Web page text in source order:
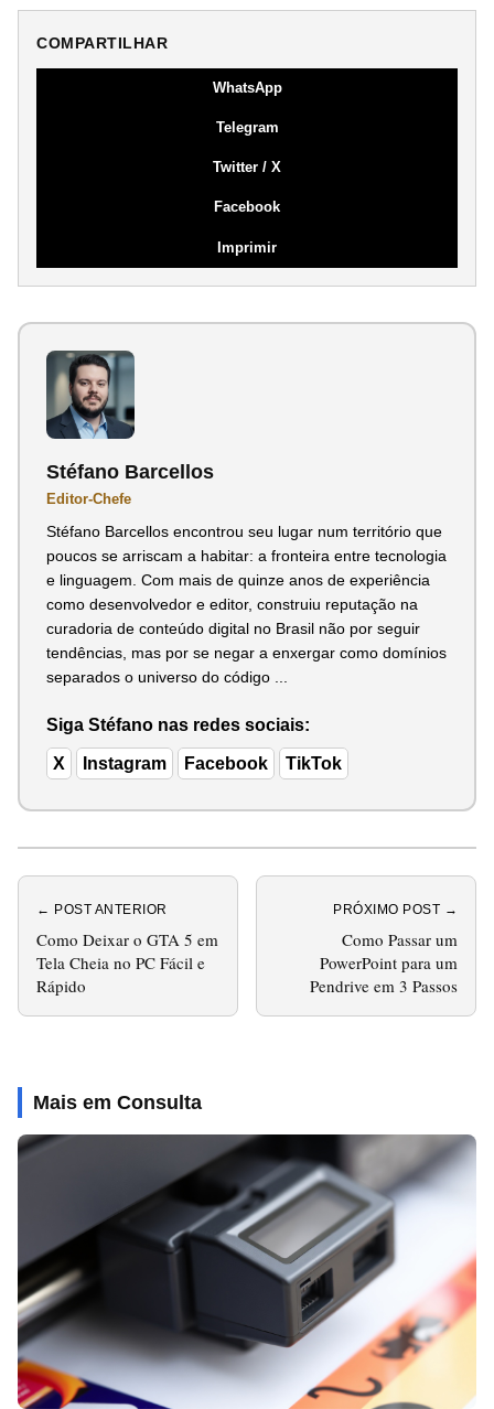
COMPARTILHAR
WhatsApp
Telegram
Twitter / X
Facebook
Imprimir
Stéfano Barcellos
Editor-Chefe
Stéfano Barcellos encontrou seu lugar num território que
poucos se arriscam a habitar: a fronteira entre tecnologia
e linguagem. Com mais de quinze anos de experiência
como desenvolvedor e editor, construiu reputação na
curadoria de conteúdo digital no Brasil não por seguir
tendências, mas por se negar a enxergar como domínios
separados o universo do código ...
Siga Stéfano nas redes sociais:
X Instagram Facebook TikTok
← POST ANTERIOR
Como Deixar o GTA 5 em
Tela Cheia no PC Fácil e
Rápido
PRÓXIMO POST →
Como Passar um
PowerPoint para um
Pendrive em 3 Passos
Mais em Consulta